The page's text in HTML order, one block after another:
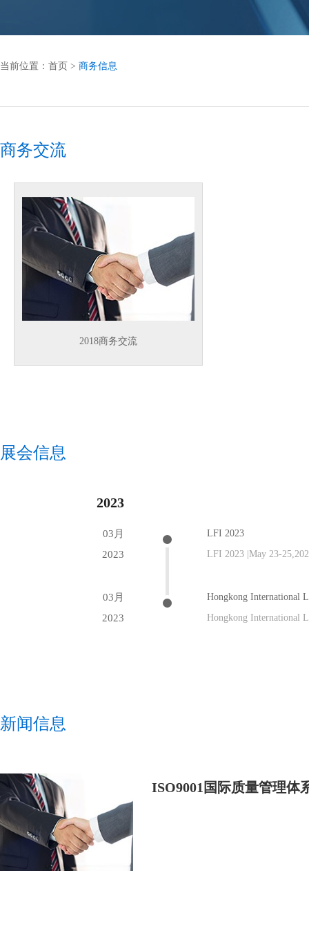
当前位置： 首页 > 商务信息
商务交流
2018商务交流
展会信息
2023
03月
2023
LFI 2023
LFI 2023 |May 23-
03月
2023
Hongkong International
Hongkong International
新闻信息
ISO9001国际质量管理体